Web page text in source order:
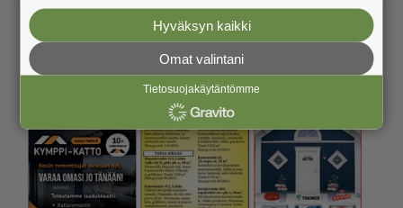
Hyväksyn kaikki
Omat valintani
Tietosuojakäytäntömme